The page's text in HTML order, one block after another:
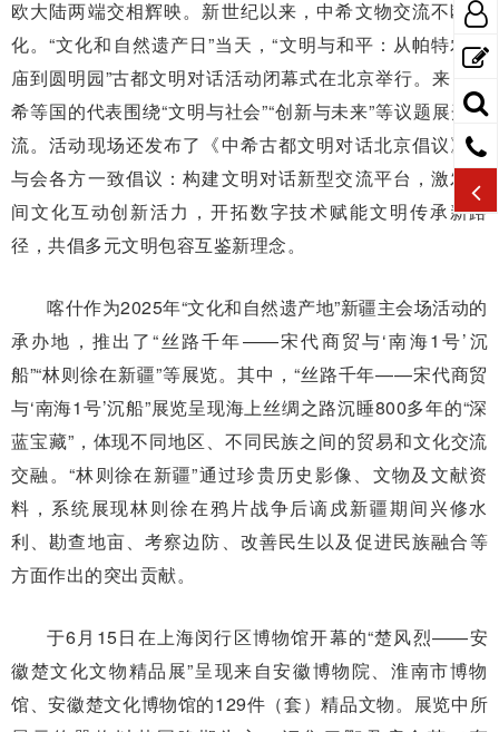
欧大陆两端交相辉映。新世纪以来，中希文物交流不断深
化。“文化和自然遗产日”当天，“文明与和平：从帕特农神
庙到圆明园”古都文明对话活动闭幕式在北京举行。来自中
希等国的代表围绕“文明与社会”“创新与未来”等议题展开交
流。活动现场还发布了《中希古都文明对话北京倡议》，
与会各方一致倡议：构建文明对话新型交流平台，激发民
间文化互动创新活力，开拓数字技术赋能文明传承新路
径，共倡多元文明包容互鉴新理念。
喀什作为2025年“文化和自然遗产地”新疆主会场活动的
承办地，推出了“丝路千年——宋代商贸与‘南海1号’沉
船”“林则徐在新疆”等展览。其中，“丝路千年——宋代商贸
与‘南海1号’沉船”展览呈现海上丝绸之路沉睡800多年的“深
蓝宝藏”，体现不同地区、不同民族之间的贸易和文化交流
交融。“林则徐在新疆”通过珍贵历史影像、文物及文献资
料，系统展现林则徐在鸦片战争后谪戍新疆期间兴修水
利、勘查地亩、考察边防、改善民生以及促进民族融合等
方面作出的突出贡献。
于6月15日在上海闵行区博物馆开幕的“楚风烈——安
徽楚文化文物精品展”呈现来自安徽博物院、淮南市博物
馆、安徽楚文化博物馆的129件（套）精品文物。展览中所